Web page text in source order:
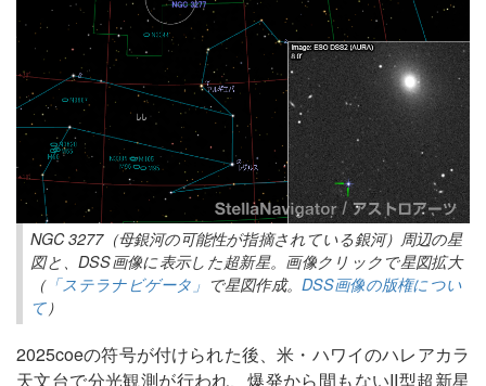
NGC 3277（母銀河の可能性が指摘されている銀河）周辺の星
図と、DSS画像に表示した超新星。画像クリックで星図拡大
（「ステラナビゲータ」 で星図作成。DSS画像の版権につい
て）
2025coeの符号が付けられた後、米・ハワイのハレアカラ
天文台で分光観測が行われ、爆発から間もないII型超新星